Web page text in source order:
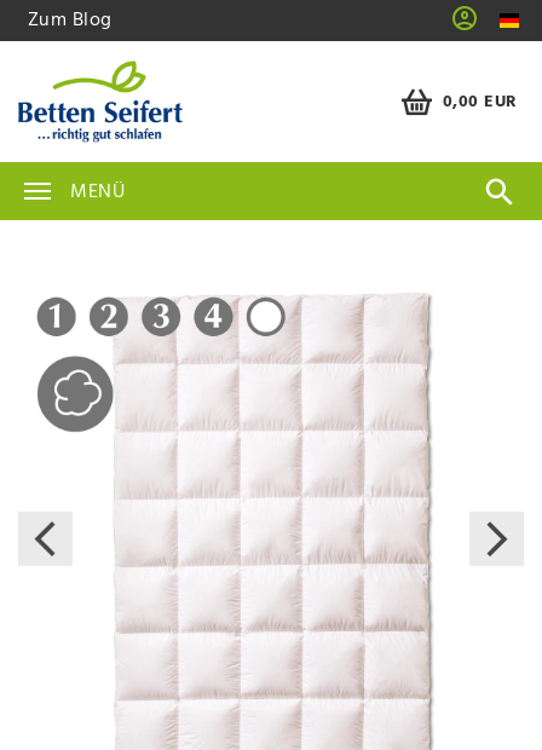
Zum Blog
0,00 EUR
MENÜ